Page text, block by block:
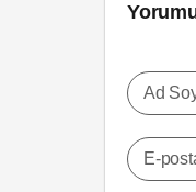
Ad
E-